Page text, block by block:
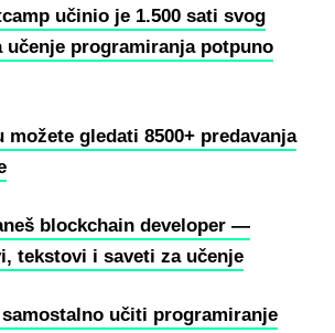
učinio je 1.500 sati svog
učenje programiranja potpuno
možete gledati 8500+ predavanja
blockchain developer —
tekstovi i saveti za učenje
samostalno učiti programiranje